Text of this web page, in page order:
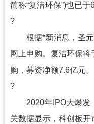
简称“复洁环保”)也已于
?
根据*新消息，圣元
网上申购。复洁环保
购，募资净额7.6亿元。
?
2020年IPO大爆发
关数据显示，科创板